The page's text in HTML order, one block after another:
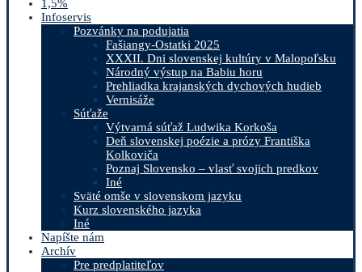
1,5%
Infoservis
Pozvánky na podujatia
Fašiangy-Ostatki 2025
XXXII. Dni slovenskej kultúry v Malopoľsku
Národný výstup na Babiu horu
Prehliadka krajanských dychových hudieb
Vernisáže
Súťaže
Výtvarná súťaž Ludwika Korkoša
Deň slovenskej poézie a prózy Františka
Kolkoviča
Poznaj Slovensko – vlasť svojich predkov
Iné
Sväté omše v slovenskom jazyku
Kurz slovenského jazyka
Iné
Napíšte nám
Archív
Pre predplatiteľov